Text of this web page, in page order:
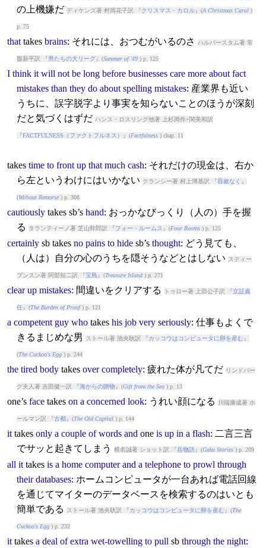
の上機嫌だ ディケンズ著 村岡花子訳 『クリスマス・カロル』(A Christmas Carol)
p. 75
that takes brains: それには、おつむがいるのさ ハルバースタム著 常
盤新平訳 『男たちの大リーグ』(Summer of '49) p. 125
I think it will not be long before businesses care more about fact
mistakes than they do about spelling mistakes: 産業界も近い
うちに、誤字脱字より事実を知らないことのほうが深刻
だと気づくはずだ ハンス・ロスリング他著 上杉周作+関美和訳
『FACTFULNESS（ファクトフルネス） 』(Factfulness) chap. 11
takes time to front up that much cash: それだけの現金は、右か
ら左というわけにはいかない クランシー著 村上博基訳 『容赦なく 』
(Without Remorse) p. 308
cautiously takessb’s hand: おっかなびっくり（人の）手を握
る
タランティーノ著 芝山幹郎訳 『フォー・ルームス 』(Four Rooms) p. 125
certainlysb takes no pains to hidesb’s thought: どう見ても、
（人は）自分の心のうちを隠そうなどとはしない
スティー
ブンスン著 阿部知二訳 『宝島 』(Treasure Island) p. 271
clear up mistakes: 間違いをクリアする トゥロー著 上田公子訳 『立証責
任』(The Burden of Proof) p. 121
a competent guy who takes his job very seriously: 仕事もよくで
きるまじめな男
ストール著 池央耿訳 『カッコウはコンピュータに卵を産む』
(The Cuckoo's Egg) p. 244
the tired body takes over completely: 疲れた体が凡てだ リンドバー
グ夫人著 吉田健一訳 『海からの贈物』(Gift from the Sea) p. 13
one’s face takes on a concerned look: うれい顔になる 川端康成著 ホ
ールマン訳 『古都』(The Old Capital) p. 144
it takes only a couple of words and one is up in a flash: 二言三言
でサッと起きてしまう
椎名誠著 ショット訳 『岳物語』(Gaku Stories) p. 209
all it takes is a home computer and a telephone to prowl through
their databases: ホームコンピュータが一台あれば電話回線
を通じてマイターのデータベースを検索するのはいとも
簡単である
ストール著 池央耿訳 『カッコウはコンピュータに卵を産む』(The
Cuckoo's Egg) p. 232
it takes a deal of extra wet-towelling to pull sb through the night: